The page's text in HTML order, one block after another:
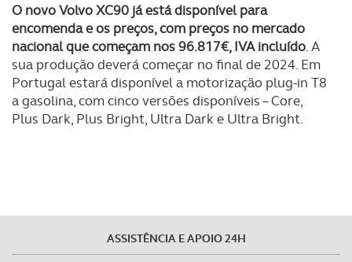
O novo Volvo XC90 já está disponível para
encomenda e os preços, com preços no mercado
nacional que começam nos 96.817€, IVA incluído. A
sua produção deverá começar no final de 2024. Em
Portugal estará disponível a motorização plug-in T8
a gasolina, com cinco versões disponíveis – Core,
Plus Dark, Plus Bright, Ultra Dark e Ultra Bright.
ASSISTÊNCIA E APOIO 24H